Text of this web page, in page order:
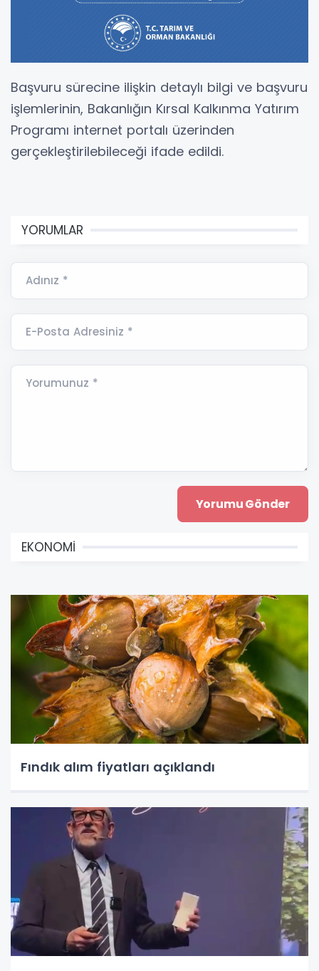
Başvuru sürecine ilişkin detaylı bilgi ve başvuru
işlemlerinin, Bakanlığın Kırsal Kalkınma Yatırım
Programı internet portalı üzerinden
gerçekleştirilebileceği ifade edildi.
YORUMLAR
Adınız *
E-Posta Adresiniz *
Yorumunuz *
EKONOMİ
Fındık alım fiyatları açıklandı